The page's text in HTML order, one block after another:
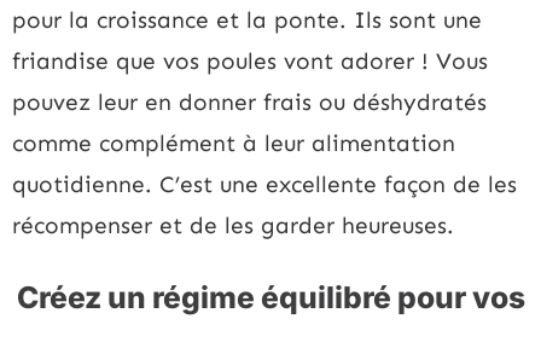
pour la croissance et la ponte. Ils sont une
friandise que vos poules vont adorer ! Vous
pouvez leur en donner frais ou déshydratés
comme complément à leur alimentation
quotidienne. C’est une excellente façon de les
récompenser et de les garder heureuses.
Créez un régime équilibré pour vos